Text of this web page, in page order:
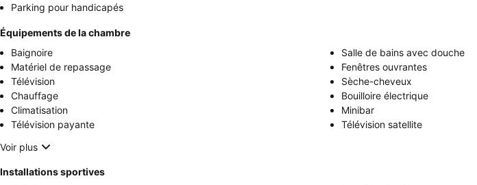
Parking pour handicapés
Équipements de la chambre
Baignoire
Salle de bains avec douche
Matériel de repassage
Fenêtres ouvrantes
Télévision
Sèche-cheveux
Chauffage
Bouilloire électrique
Climatisation
Minibar
Télévision payante
Télévision satellite
Voir plus
Installations sportives